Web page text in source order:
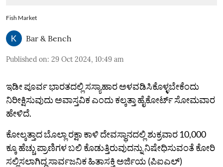
Fish Market
Bar & Bench
Published on: 29 Oct 2024, 10:49 am
ಇಡೀ ಪೂರ್ವ ಭಾರತದಲ್ಲಿ ಸಸ್ಯಾಹಾರ ಅಳವಡಿಸಿಕೊಳ್ಳಬೇಕೆಂದು
ನಿರೀಕ್ಷಿಸುವುದು ಅವಾಸ್ತವಿಕ ಎಂದು ಕಲ್ಕತ್ತಾ ಹೈಕೋರ್ಟ್ ಸೋಮವಾರ
ಹೇಳಿದೆ.
ಕೋಲ್ಕತ್ತಾದ ಬೊಲ್ಲಾ ರಕ್ಷಾ ಕಾಳಿ ದೇವಸ್ಥಾನದಲ್ಲಿ ಶುಕ್ರವಾರ 10,000
ಕ್ಕೂ ಹೆಚ್ಚು ಪ್ರಾಣಿಗಳ ಬಲಿ ಕೊಡುತ್ತಿರುವುದನ್ನು ನಿಷೇಧಿಸುವಂತೆ ಕೋರಿ
ಸಲ್ಲಿಸಲಾಗಿದ್ದ ಸಾರ್ವಜನಿಕ ಹಿತಾಸಕ್ತಿ ಅರ್ಜಿಯ (ಪಿಐಎಲ್)